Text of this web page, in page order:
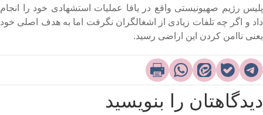
رژیم صهیونیستی واقع در یافا عملیات استشهادی خود را انجام
و اگر چه تلفات زیادی از اشغالگران نگرفت اما به هدف اصلی خود
ناامن کردن این اراضی رسید.
را بنویسید